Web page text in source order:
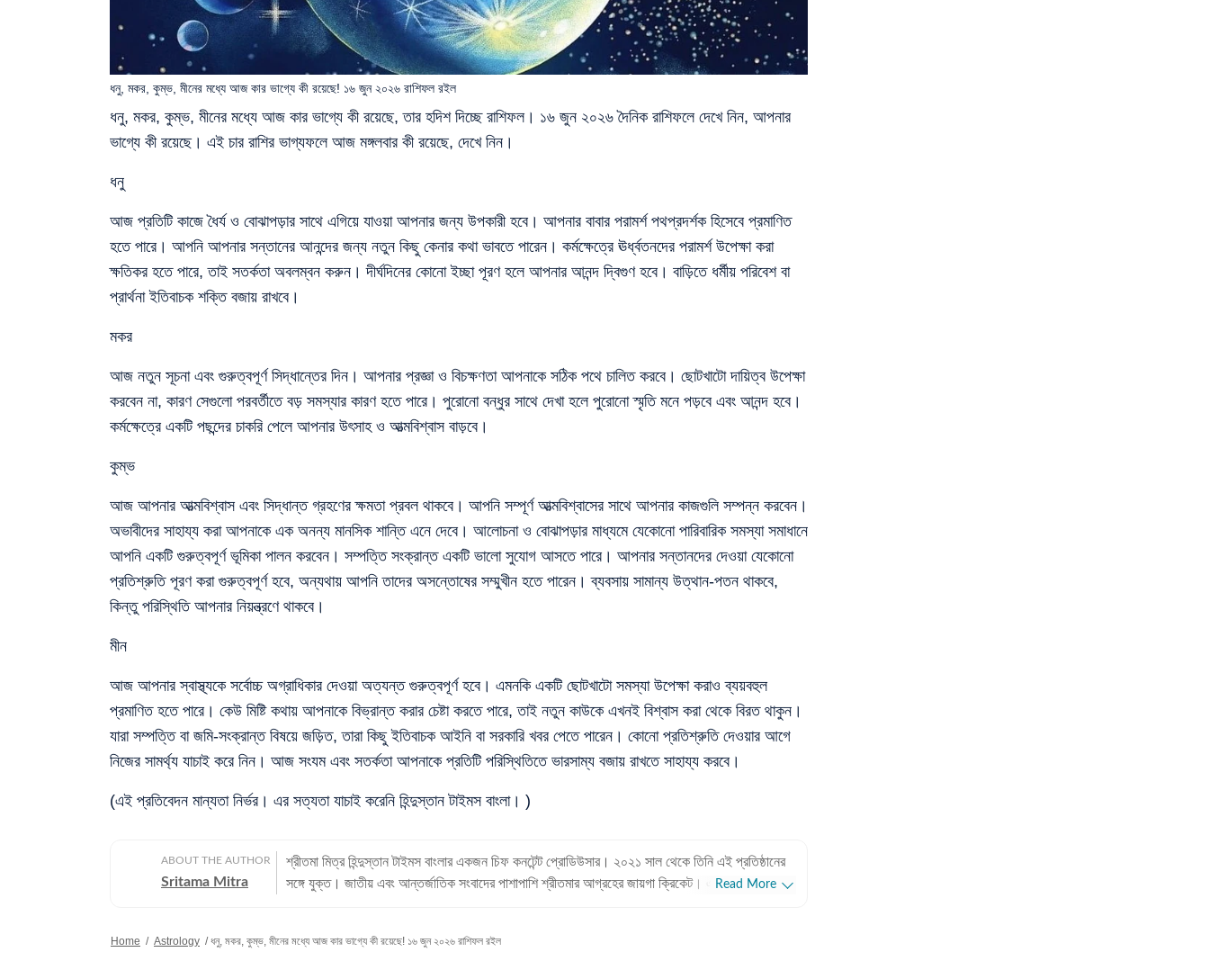
ধনু, মকর, কুম্ভ, মীনের মধ্যে আজ কার ভাগ্যে কী রয়েছে, তার হদিশ দিচ্ছে রাশিফল। ১৬ জুন ২০২৬ দৈনিক রাশিফলে দেখে নিন, আপনার
ভাগ্যে কী রয়েছে। এই চার রাশির ভাগ্যফলে আজ মঙ্গলবার কী রয়েছে, দেখে নিন।
ধনু, মকর, কুম্ভ, মীনের মধ্যে আজ কার ভাগ্যে কী রয়েছে! ১৬ জুন ২০২৬ রাশিফল রইল
ধনু
আজ প্রতিটি কাজে ধৈর্য ও বোঝাপড়ার সাথে এগিয়ে যাওয়া আপনার জন্য উপকারী হবে। আপনার বাবার পরামর্শ পথপ্রদর্শক হিসেবে প্রমাণিত
হতে পারে। আপনি আপনার সন্তানের আনন্দের জন্য নতুন কিছু কেনার কথা ভাবতে পারেন। কর্মক্ষেত্রে ঊর্ধ্বতনদের পরামর্শ উপেক্ষা করা
ক্ষতিকর হতে পারে, তাই সতর্কতা অবলম্বন করুন। দীর্ঘদিনের কোনো ইচ্ছা পূরণ হলে আপনার আনন্দ দ্বিগুণ হবে। বাড়িতে ধর্মীয় পরিবেশ বা
প্রার্থনা ইতিবাচক শক্তি বজায় রাখবে।
মকর
আজ নতুন সূচনা এবং গুরুত্বপূর্ণ সিদ্ধান্তের দিন। আপনার প্রজ্ঞা ও বিচক্ষণতা আপনাকে সঠিক পথে চালিত করবে। ছোটখাটো দায়িত্ব উপেক্ষা
করবেন না, কারণ সেগুলো পরবর্তীতে বড় সমস্যার কারণ হতে পারে। পুরোনো বন্ধুর সাথে দেখা হলে পুরোনো স্মৃতি মনে পড়বে এবং আনন্দ হবে।
কর্মক্ষেত্রে একটি পছন্দের চাকরি পেলে আপনার উৎসাহ ও আত্মবিশ্বাস বাড়বে।
কুম্ভ
আজ আপনার আত্মবিশ্বাস এবং সিদ্ধান্ত গ্রহণের ক্ষমতা প্রবল থাকবে। আপনি সম্পূর্ণ আত্মবিশ্বাসের সাথে আপনার কাজগুলি সম্পন্ন করবেন।
অভাবীদের সাহায্য করা আপনাকে এক অনন্য মানসিক শান্তি এনে দেবে। আলোচনা ও বোঝাপড়ার মাধ্যমে যেকোনো পারিবারিক সমস্যা সমাধানে
আপনি একটি গুরুত্বপূর্ণ ভূমিকা পালন করবেন। সম্পত্তি সংক্রান্ত একটি ভালো সুযোগ আসতে পারে। আপনার সন্তানদের দেওয়া যেকোনো
প্রতিশ্রুতি পূরণ করা গুরুত্বপূর্ণ হবে, অন্যথায় আপনি তাদের অসন্তোষের সম্মুখীন হতে পারেন। ব্যবসায় সামান্য উত্থান-পতন থাকবে,
কিন্তু পরিস্থিতি আপনার নিয়ন্ত্রণে থাকবে।
মীন
আজ আপনার স্বাস্থ্যকে সর্বোচ্চ অগ্রাধিকার দেওয়া অত্যন্ত গুরুত্বপূর্ণ হবে। এমনকি একটি ছোটখাটো সমস্যা উপেক্ষা করাও ব্যয়বহুল
প্রমাণিত হতে পারে। কেউ মিষ্টি কথায় আপনাকে বিভ্রান্ত করার চেষ্টা করতে পারে, তাই নতুন কাউকে এখনই বিশ্বাস করা থেকে বিরত থাকুন।
যারা সম্পত্তি বা জমি-সংক্রান্ত বিষয়ে জড়িত, তারা কিছু ইতিবাচক আইনি বা সরকারি খবর পেতে পারেন। কোনো প্রতিশ্রুতি দেওয়ার আগে
নিজের সামর্থ্য যাচাই করে নিন। আজ সংযম এবং সতর্কতা আপনাকে প্রতিটি পরিস্থিতিতে ভারসাম্য বজায় রাখতে সাহায্য করবে।
(এই প্রতিবেদন মান্যতা নির্ভর। এর সত্যতা যাচাই করেনি হিন্দুস্তান টাইমস বাংলা। )
ABOUT THE AUTHOR
Sritama Mitra
শ্রীতমা মিত্র হিন্দুস্তান টাইমস বাংলার একজন চিফ কনটেন্ট প্রোডিউসার। ২০২১ সাল থেকে তিনি এই প্রতিষ্ঠানের
সঙ্গে যুক্ত। জাতীয় এবং আন্তর্জাতিক সংবাদের পাশাপাশি শ্রীতমার আগ্রহের জায়গা ক্রিকেট। এছাড়াও তিনি
সালে তিনি ইটিভি নিউজ বাংলায় কপি এডিটর হিসেবে যোগদান করেন। পরবর্তীতে ওয়ানইন্ডিয়া-সহ বিভিন্ন
Read More
Home / Astrology / ধনু, মকর, কুম্ভ, মীনের মধ্যে আজ কার ভাগ্যে কী রয়েছে! ১৬ জুন ২০২৬ রাশিফল রইল